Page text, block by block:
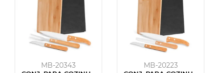
MB-20343 MB-20223